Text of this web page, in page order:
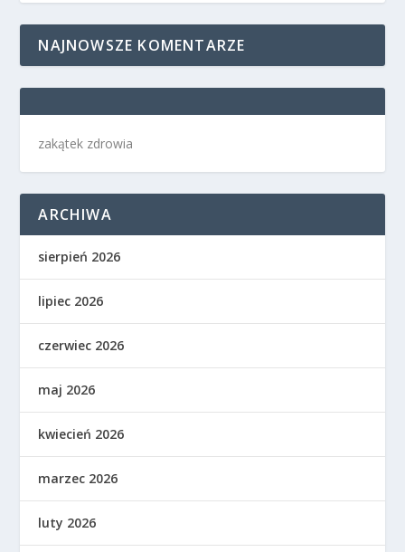
NAJNOWSZE KOMENTARZE
zakątek zdrowia
ARCHIWA
sierpień 2026
lipiec 2026
czerwiec 2026
maj 2026
kwiecień 2026
marzec 2026
luty 2026